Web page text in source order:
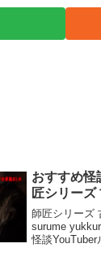
おすすめ怪
匠シリーズ
師匠シリーズ
surume
怪談YouTuber